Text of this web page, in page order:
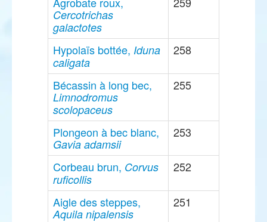
Cercotrichas
galactotes
Hypolaïs bottée, Iduna
caligata
258
Bécassin à long bec,
Limnodromus
scolopaceus
255
Plongeon à bec blanc,
Gavia adamsii
253
Corbeau brun, Corvus
ruficollis
252
Aigle des steppes,
Aquila nipalensis
251